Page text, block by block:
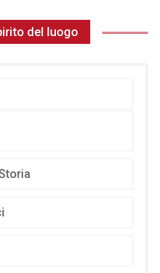
del luogo